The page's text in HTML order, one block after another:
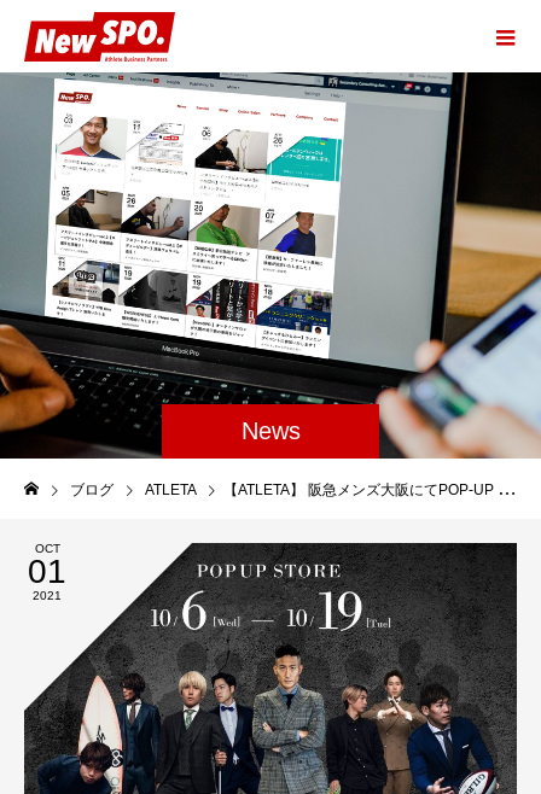
News
ブログ ATLETA 【ATLETA】 阪急メンズ大阪にてPOP-UP STOREを開催いたします
OCT
01
2021